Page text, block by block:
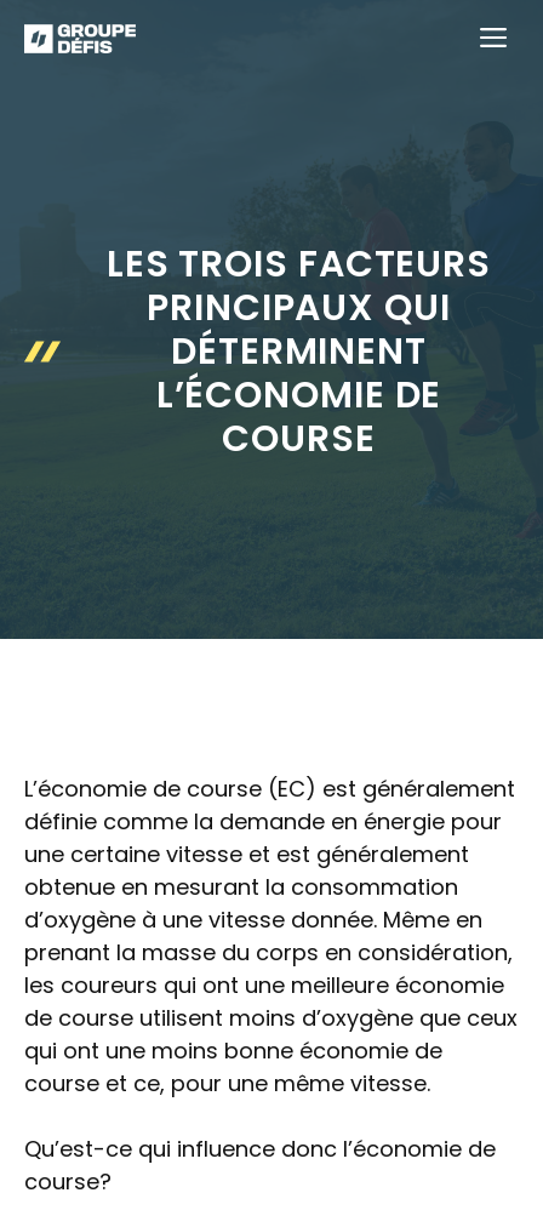
au
LES TROIS FACTEURS
PRINCIPAUX QUI
DÉTERMINENT
L’ÉCONOMIE DE
COURSE
L’économie de course (EC) est généralement
définie comme la demande en énergie pour
une certaine vitesse et est généralement
obtenue en mesurant la consommation
d’oxygène à une vitesse donnée. Même en
prenant la masse du corps en considération,
les coureurs qui ont une meilleure économie
de course utilisent moins d’oxygène que ceux
qui ont une moins bonne économie de
course et ce, pour une même vitesse.
Qu’est-ce qui influence donc l’économie de
course?